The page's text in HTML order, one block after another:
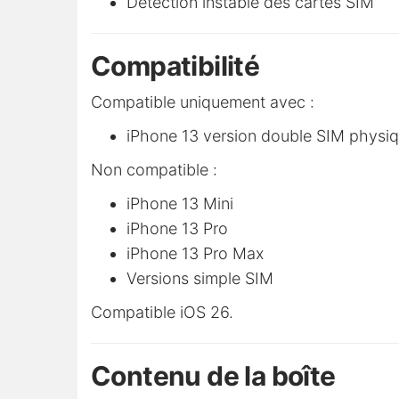
Compatibilité
Compatible uniquement avec :
iPhone 13 version double SIM
Non compatible :
iPhone 13 Mini
iPhone 13 Pro
iPhone 13 Pro Max
Versions simple SIM
Compatible iOS 26.
Contenu de la boîte